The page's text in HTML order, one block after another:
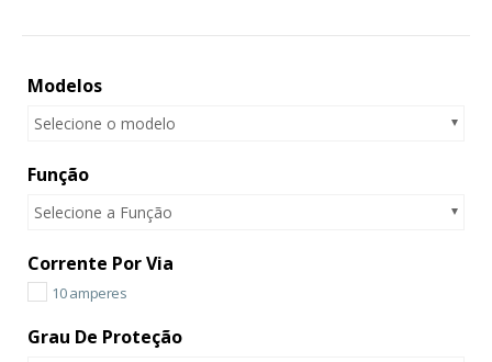
Modelos
Selecione o modelo
Função
Selecione a Função
Corrente Por Via
10 amperes
Grau De Proteção